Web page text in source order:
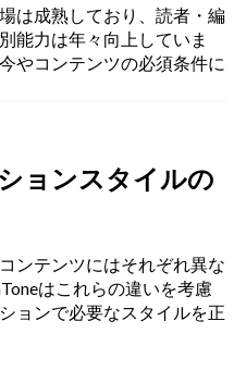
は成熟しており、読者・編
能力は年々向上していま
やコンテンツの必須条件に
ョンスタイルの
ンテンツにはそれぞれ異な
はこれらの違いを考慮
ョンで必要なスタイルを正